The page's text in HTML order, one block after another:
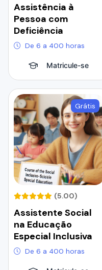
Assistência à
Pessoa com
Deficiência
De 6 a 400 horas
Matricule-se
Grátis
(5.00)
Assistente Social
na Educação
Especial Inclusiva
De 6 a 400 horas